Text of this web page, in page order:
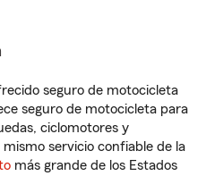
seguro de motocicleta
seguro de motocicleta para
ciclomotores y
servicio confiable de la
más grande de los Estados